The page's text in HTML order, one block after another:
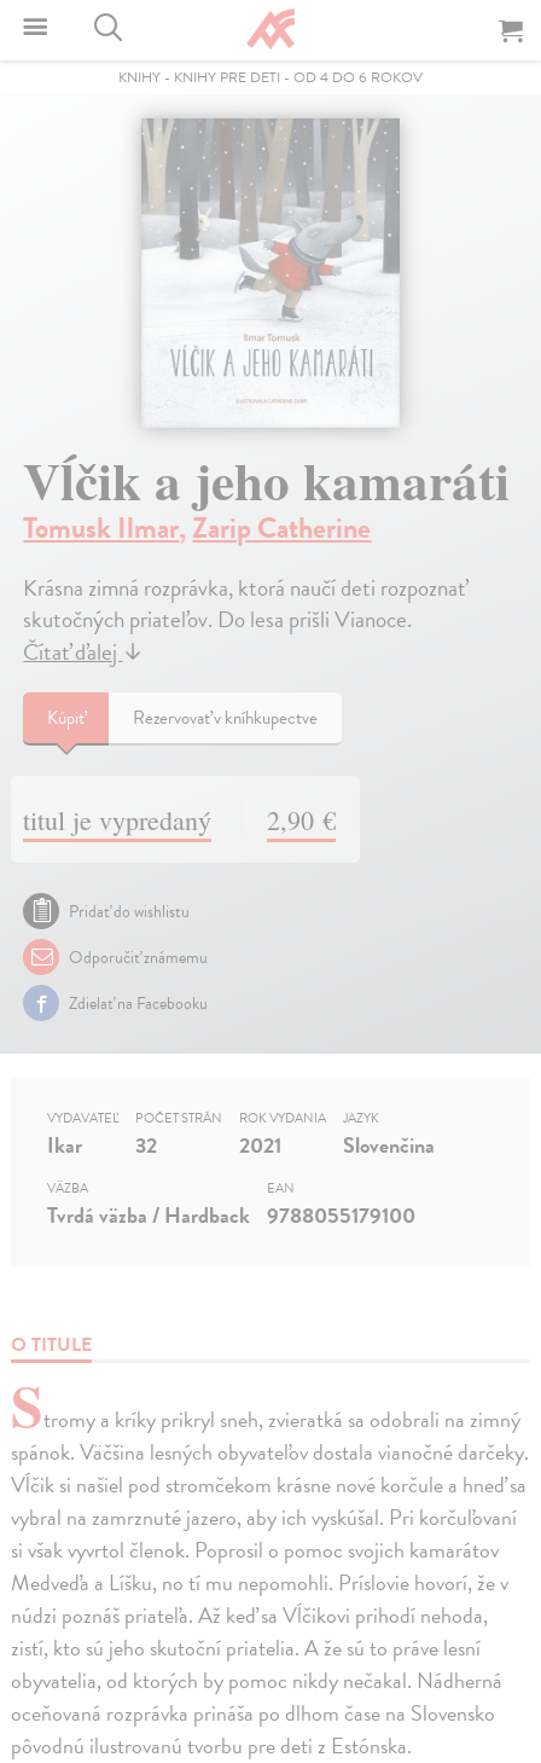
KNIHY - KNIHY PRE DETI - OD 4 DO 6 ROKOV
Vĺčik a jeho kamaráti
Tomusk Ilmar,Zarip Catherine
Krásna zimná rozprávka, ktorá naučí deti rozpoznať
skutočných priateľov. Do lesa prišli Vianoce.
Čítať ďalej↓
Kúpiť Rezervovať v kníhkupectve
titul je vypredaný 2,90 €
Pridať do wishlistu
Odporučiť známemu
Zdielať na Facebooku
O TITULE
Stromy a kríky prikryl sneh, zvieratká sa odobrali na zimný
spánok. Väčšina lesných obyvateľov dostala vianočné darčeky.
Vĺčik si našiel pod stromčekom krásne nové korčule a hneď sa
vybral na zamrznuté jazero, aby ich vyskúšal. Pri korčuľovaní
si však vyvrtol členok. Poprosil o pomoc svojich kamarátov
Medveďa a Líšku, no tí mu nepomohli. Príslovie hovorí, že v
núdzi poznáš priateľa. Až keď sa Vĺčikovi prihodí nehoda,
zistí, kto sú jeho skutoční priatelia. A že sú to práve lesní
obyvatelia, od ktorých by pomoc nikdy nečakal. Nádherná
oceňovaná rozprávka prináša po dlhom čase na Slovensko
pôvodnú ilustrovanú tvorbu pre deti z Estónska.
VYDAVATEĽ
Ikar
POČET STRÁN
32
ROK VYDANIA
2021
JAZYK
Slovenčina
VÄZBA
Tvrdá väzba / Hardback
EAN
9788055179100